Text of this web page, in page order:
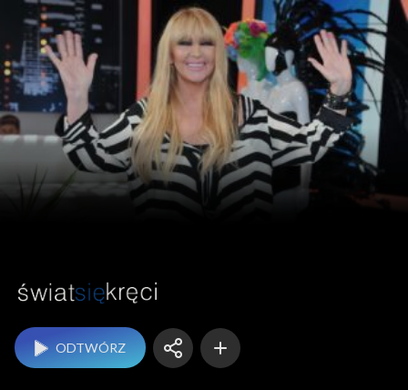
Świat się kręci
ODTWÓRZ